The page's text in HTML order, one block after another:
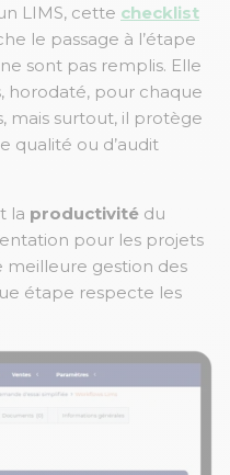
LIMS, cette checklist
le passage à l’étape
sont pas remplis. Elle
horodaté, pour chaque
mais surtout, il protège
qualité ou d’audit
la productivité du
pour les projets
meilleure gestion des
étape respecte les